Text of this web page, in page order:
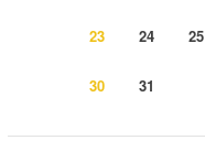
23 24 25
30 31